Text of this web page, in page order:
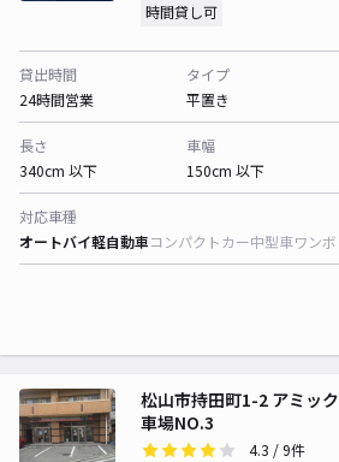
時間貸し可
貸出時間
24時間営業
タイプ
平置き
長さ
340cm 以下
車幅
150cm 以下
対応車種
オートバイ軽自動車コンパクトカー中型車ワン
松山市持田町1-2 アミッ
車場NO.3
4.3 / 9件